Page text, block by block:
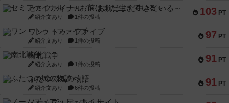
103 PT
セミファイナル ～お前はまだ生きている～
紹介文あり 1件の投稿
97 PT
ワン・トゥ・ファイブ
紹介文あり 1件の投稿
91 PT
南北戦争
紹介文あり 1件の投稿
91 PT
ふたつの城の物語
紹介文あり 6件の投稿